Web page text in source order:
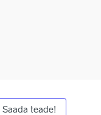
Saada teade!